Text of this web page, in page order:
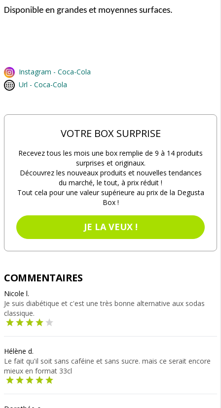
Disponible en grandes et moyennes surfaces.
Instagram - Coca-Cola
Url - Coca-Cola
VOTRE BOX SURPRISE
Recevez tous les mois une box remplie de 9 à 14 produits
surprises et originaux.
Découvrez les nouveaux produits et nouvelles tendances
du marché, le tout, à prix réduit !
Tout cela pour une valeur supérieure au prix de la Degusta
Box !
JE LA VEUX !
COMMENTAIRES
Nicole l.
Je suis diabétique et c'est une très bonne alternative aux sodas
classique.
Hélène d.
Le fait qu'il soit sans caféine et sans sucre. mais ce serait encore
mieux en format 33cl